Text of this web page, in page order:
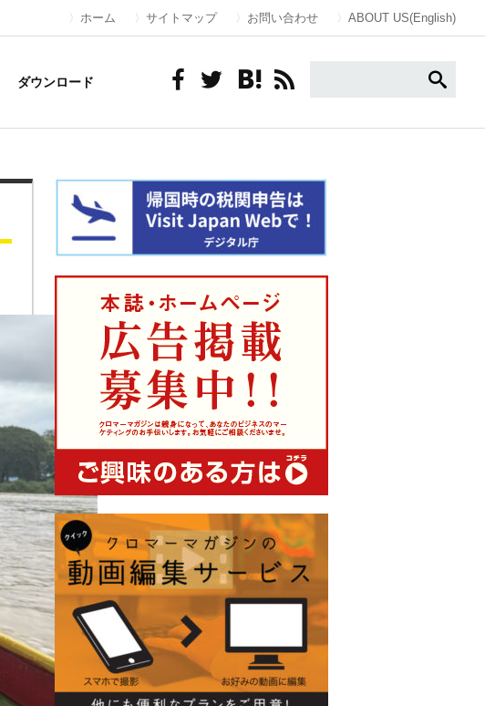
ホーム サイトマップ お問い合わせ ABOUT US(English)
ダウンロード